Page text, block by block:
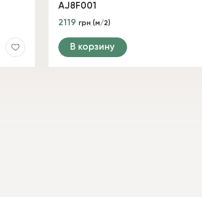
AJ8F001
2119 грн (м/2)
В корзину